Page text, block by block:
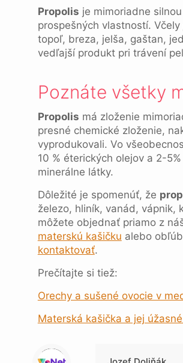
Propolis je mimoriadne
prospešných vlastností. Včely
topoľ, breza, jelša, gaštan,
vedľajší produkt pri trávení
Poznáte všetky
Propolis má zloženie
presné chemické zloženie,
vyprodukovali. Vo
10 % éterických olejov a 2-
minerálne látky.
Dôležité je spomenúť, že
železo, hliník, vanád, vápnik,
môžete objednať priamo z
materskú kašičku alebo
kontaktovať.
Prečítajte si tiež:
Orechy a sušené ovocie v
Materská kašička a jej
Warning
: Trying to access array offset on null in
/data/1/4/149a9a91-3acc-4306-8eec-62104a76cbc2/skica.online/web/wp-content/themes/betheme-child/includes/content-single.php
on line
286